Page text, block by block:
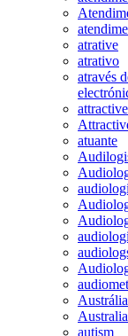
atrative
atrativo
através
atuante
Austrália
autism